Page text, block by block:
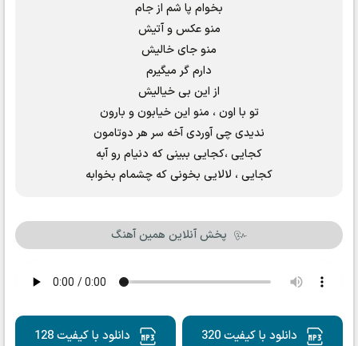
بخوام پا شم از جام
منو عکس و آتیش
منو جای خالیش
دارم گر میگیرم
از این بی خیالیش
تو با اون ، منو این خیابون و بارون
ندیدی چی آوردی آخه سر هر دوتامون
کجایی ،کجایی ببینی که دنیام رو آبه
کجایی ، لالایی بخونی که چشمام بخوابه
پخش آنلاین همین آهنگ
دانلود با کیفیت 320 دانلود با کیفیت 128